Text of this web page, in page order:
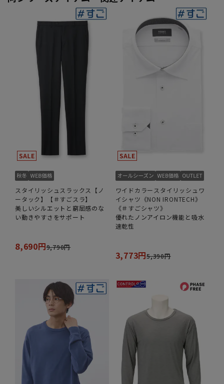
スタイリッシュスラックス【ノ
ータック】【＃すごスラ】
美しいシルエットと窮屈感のな
い動きやすさをサポート
8,690円9,790円
ワイドカラースタイリッシュワ
イシャツ《NON IRONTECH》
《＃すごシャツ》
優れたノンアイロン機能と吸水
速乾性
3,773円5,390円